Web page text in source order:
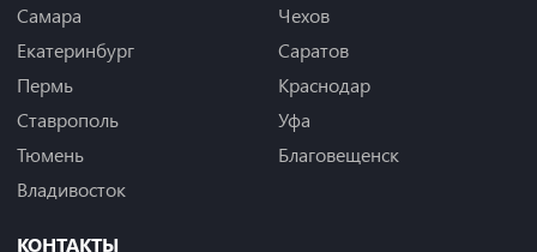
Самара
Екатеринбург
Пермь
Ставрополь
Тюмень
Владивосток
Чехов
Саратов
Краснодар
Уфа
Благовещенск
КОНТАКТЫ